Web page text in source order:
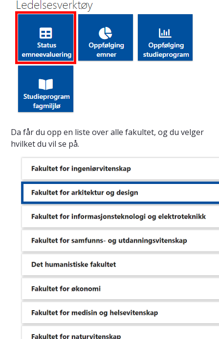
Da får du opp en liste over alle fakultet, og du velger
hvilket du vil se på.